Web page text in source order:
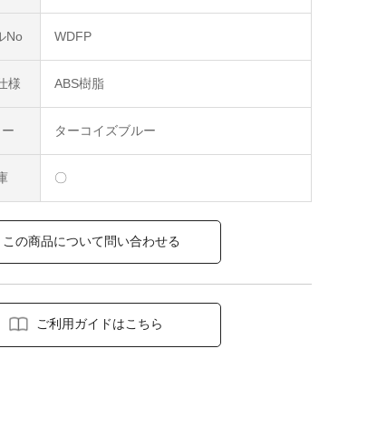
No WDFP
様 ABS樹脂
ターコイズブルー
〇
この商品について問い合わせる
ご利用ガイドはこちら